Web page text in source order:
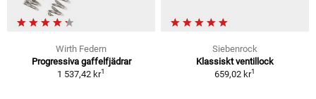
Wirth Federn
Progressiva gaffelfjädrar
1 537,42 kr1
Siebenrock
Klassiskt ventillock
659,02 kr1